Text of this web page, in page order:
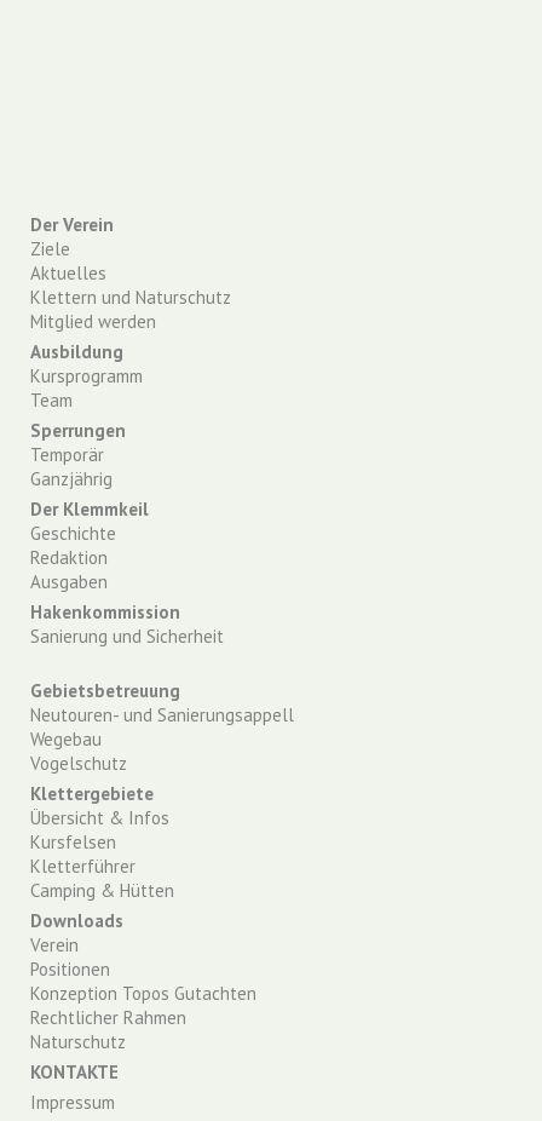
Der Verein
Ziele
Aktuelles
Klettern und Naturschutz
Mitglied werden
Ausbildung
Kursprogramm
Team
Sperrungen
Temporär
Ganzjährig
Der Klemmkeil
Geschichte
Redaktion
Ausgaben
Hakenkommission
Sanierung und Sicherheit
Gebietsbetreuung
Neutouren- und Sanierungsappell
Wegebau
Vogelschutz
Klettergebiete
Übersicht & Infos
Kursfelsen
Kletterführer
Camping & Hütten
Downloads
Verein
Positionen
Konzeption Topos Gutachten
Rechtlicher Rahmen
Naturschutz
KONTAKTE
Impressum